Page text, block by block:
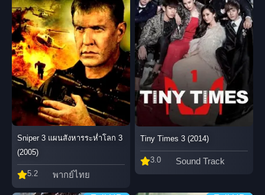
Sniper 3 แผนสังหารระห่ำโลก 3
(2005)
5.2 พากย์ไทย
Tiny Times 3 (2014)
3.0 Sound Track